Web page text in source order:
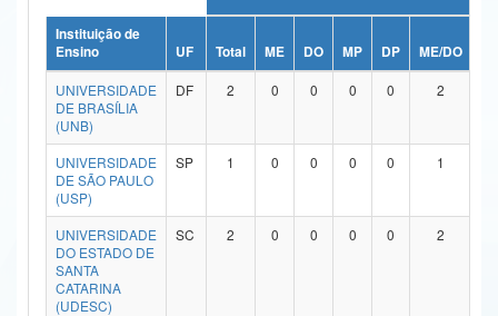
Ministério da Ciência, Tecnologia, Inovações e Comunicações
Ministério do Meio Ambiente
Ministério do Turismo
Ministério do Desenvolvimento Regional
Controladoria-Geral da União
Ministério da Mulher, da Família e dos Direitos Humanos
Secretaria-Geral
Instituição de
Ensino
UF Total ME DO MP DP ME/DO
UNIVERSIDADE
DE BRASÍLIA
(UNB)
DF 2 0 0 0 0 2
UNIVERSIDADE
DE SÃO PAULO
(USP)
SP 1 0 0 0 0 1
UNIVERSIDADE
DO ESTADO DE
SANTA
CATARINA
(UDESC)
SC 2 0 0 0 0 2